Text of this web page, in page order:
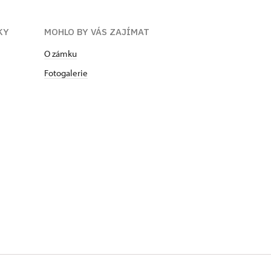
MOHLO BY VÁS ZAJÍMAT
O zámku
Fotogalerie